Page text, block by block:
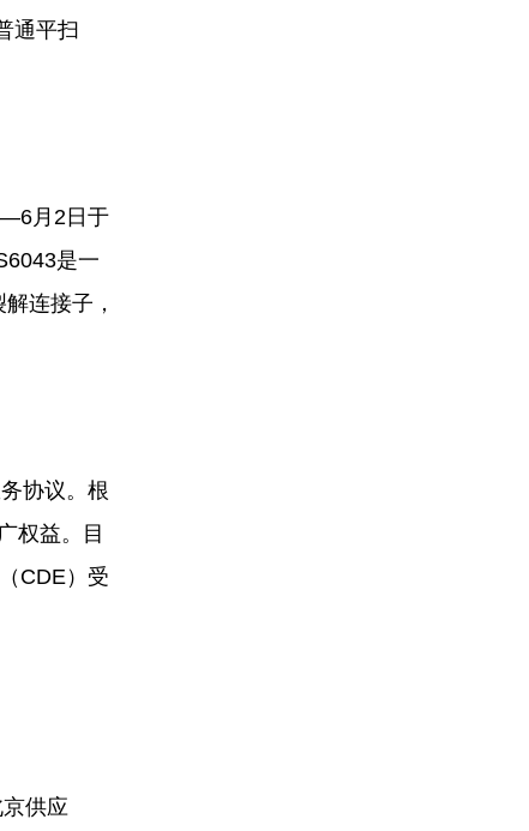
通平扫
—6月2日于
是一
连接子，
协议。根
权益。目
CDE）受
供应